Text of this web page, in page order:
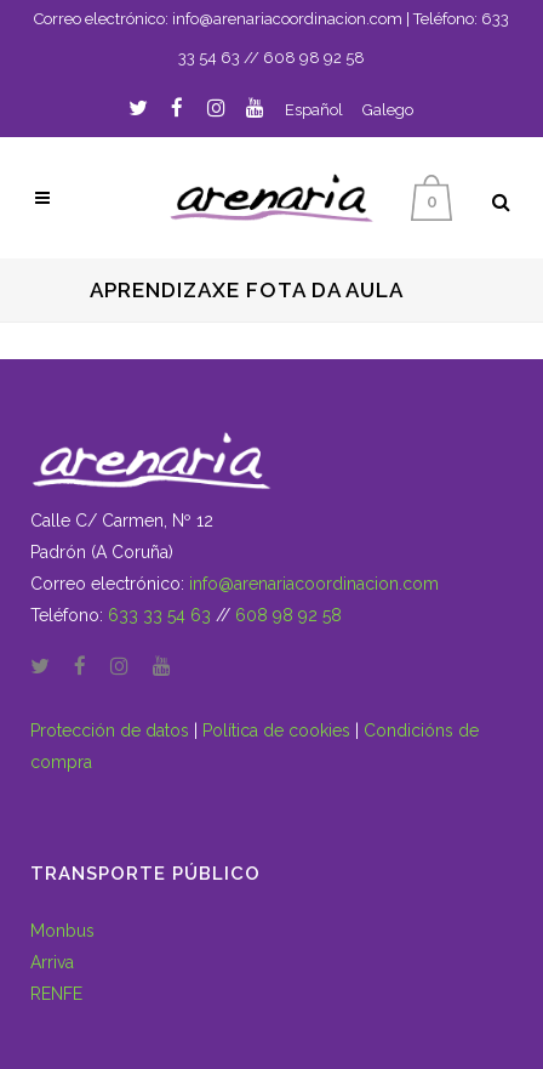
Correo electrónico: info@arenariacoordinacion.com | Teléfono: 633
33 54 63 // 608 98 92 58
Español Galego
0
APRENDIZAXE FOTA DA AULA
Calle C/ Carmen, Nº 12
Padrón (A Coruña)
Correo electrónico: info@arenariacoordinacion.com
Teléfono: 633 33 54 63 // 608 98 92 58
Protección de datos Política de cookies
Condicións de
compra
TRANSPORTE PÚBLICO
Monbus
Arriva
RENFE